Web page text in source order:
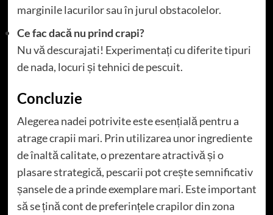
marginile lacurilor sau în jurul obstacolelor.
Ce fac dacă nu prind crapi?
Nu vă descurajati! Experimentați cu diferite tipuri
de nada, locuri și tehnici de pescuit.
Concluzie
Alegerea nadei potrivite este esențială pentru a
atrage crapii mari. Prin utilizarea unor ingrediente
de înaltă calitate, o prezentare atractivă și o
plasare strategică, pescarii pot crește semnificativ
șansele de a prinde exemplare mari. Este important
să se țină cont de preferințele crapilor din zona